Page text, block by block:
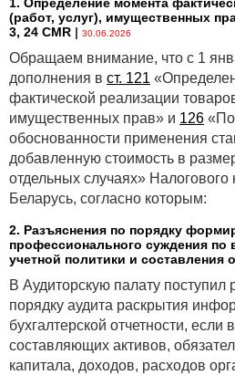
(работ, услуг), имущественных
3, 24 CMR | 30.06.2026
Обращаем внимание, что с 1
дополнения в ст. 121
фактической реализации
имущественных прав» и 126
обоснованности применения
добавленную стоимость в
отдельных случаях» Налогового
Беларусь, согласно которым:
2. Разъяснения по порядку
профессионального суждения
учетной политики и составления
В Аудиторскую палату поступил
порядку аудита раскрытия
бухгалтерской отчетности, если
составляющих активов,
капитала, доходов, расходов